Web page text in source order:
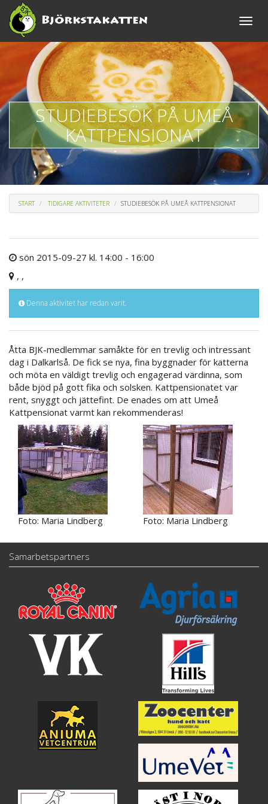
Toggle
STUDIEBESÖK PÅ UMEÅ
KATTPENSIONAT
START TIDIGARE AKTIVITETER STUDIEBESÖK PÅ UMEÅ KATTPENSIONAT
sön 2015-09-27 kl. 14:00 - 16:00
, ,
Denna aktivitet har redan varit.
Åtta BJK-medlemmar samåkte för en trevlig och intressant
dag i Dalkarlså. De fick se nya, fina byggnader för katterna
och möta en väldigt trevlig och engagerad värdinna, som
både bjöd på gott fika och solsken. Kattpensionatet var
rent, snyggt och jättefint. De enades om att Umeå
Kattpensionat varmt kan rekommenderas!
Foto: Maria Lindberg Foto: Maria Lindberg
Samarbetspartners